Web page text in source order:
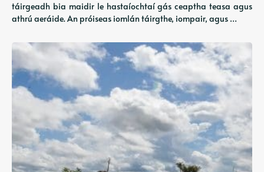
táirgeadh bia maidir le hastaíochtaí gás ceaptha teasa agus
athrú aeráide. An próiseas iomlán táirgthe, iompair, agus …